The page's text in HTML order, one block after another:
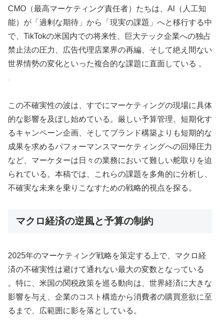
CMO（最高マーケティング責任者）たちは、AI（人工知
能）が「過剰な期待」から「現実の課題」へと移行する中
で、TikTokの米国内での将来性、巨大テック企業への独占
禁止法の圧力、広告代理店業界の再編、そして絶え間ない
世界情勢の変化といった複合的な課題に直面している 。
この不確実性の波は、すでにマーケティングの現場に具体
的な影響を及ぼし始めている。厳しい予算管理、短期化す
るキャンペーン企画、そしてブランド構築よりも短期的な
成果を求めるパフォーマンスマーケティングへの回帰圧力
など、マーケターは日々の業務において難しい舵取りを迫
られている。本稿では、これらの課題を多角的に分析し、
不確実な未来を乗りこなすための戦略的視点を探る。
マクロ経済の逆風と予算の制約
2025年のマーケティング戦略を策定する上で、マクロ経
済の不確実性は避けて通れない最大の変数となっている
。特に、米国の関税政策を巡る動向は、世界経済に大きな
影響を与え、企業のコスト構造から消費者の購買意欲に至
るまで、広範囲に影を落としている。